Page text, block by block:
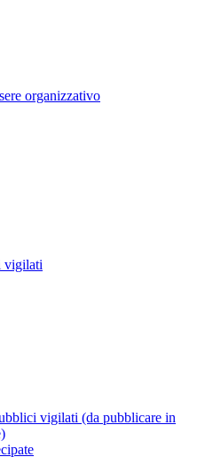
organizzativo
vigilati
vigilati (da pubblicare in